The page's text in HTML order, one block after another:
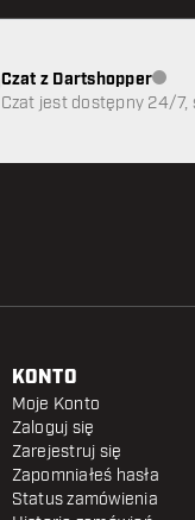
Czat z Dartshopper
Czat jest dostępny 24/7,
KONTO
Moje Konto
Zaloguj się
Zarejestruj się
Zapomniałeś hasła
Status zamówienia